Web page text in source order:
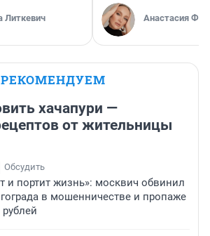
Литкевич Анастасия
РЕКОМЕНДУЕМ
хачапури —
от жительницы
Обсудить
и портит жизнь»: москвич обвинил
в мошенничестве и пропаже